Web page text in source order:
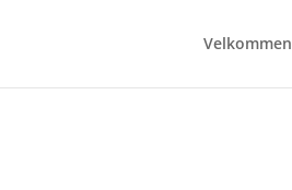
Velkommen